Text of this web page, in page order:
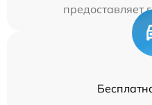
предоставляет